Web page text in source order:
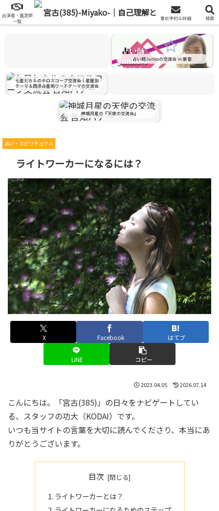
出演者一覧を見る
出演につきまして
2026.09.25 Fri "JYM"
占い師Junkoの交流会 in 新宿
七星ヒカルのホロスコープ交流会｜星座別
テーマ＆西洋占星術ワードテーマの交流会
占い練習＆交流会 in 西新宿
神城月星の『天使の交流会』
ライトワーカーになるには？
占い・スピリチュアル
X Facebook はてブ
LINE コピー
2023.04.05 2026.07.14
こんにちは。「宮古(385)」の日々をナビゲートしてい
る、スタッフの功大（KODAI）です。
いつも当サイトの言葉を大切に読んでくださり、本当にあ
りがとうございます。
目次
ライトワーカーとは？
出演者・鑑定師
一覧
事前予約＆詳細 検索